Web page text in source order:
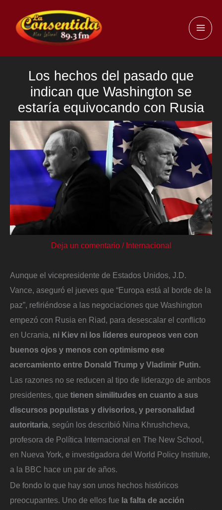
contenido
Los hechos del pasado que
indican que Washington se
estaría equivocando con Rusia
Deja un comentario / Internacional
Aunque el vicepresidente de Estados Unidos, J.D.
Vance, aseguró el jueves que “Europa está al borde de la
paz”, refiriéndose a las negociaciones que Washington
empezó con Rusia en Riad, para desescalar el conflicto
en Ucrania, ni Kiev ni los líderes europeos ven con
buenos ojos y menos con optimismo ese
acercamiento entre Donald Trump y Vladimir Putin.
Las razones no se reducen al tipo de liderazgo de ambos
presidentes, que tienen similitudes en cuanto a sus
discursos populistas y divisorios, y personalidad
autoritaria, según los describió Nina Khrushcheva,
profesora de Política Internacional en The New School,
en Nueva York, e investigadora del World Policy Institute,
a la BBC hace un par de años.
De fondo lo que hay son unos hechos históricos
preocupantes. Uno de ellos fue la falta de acción